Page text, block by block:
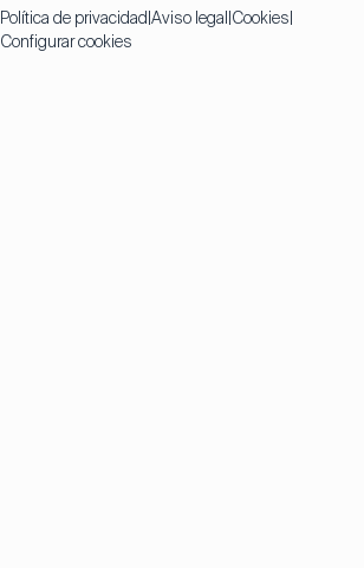
Política de privacidad Aviso legal Cookies
Configurar cookies